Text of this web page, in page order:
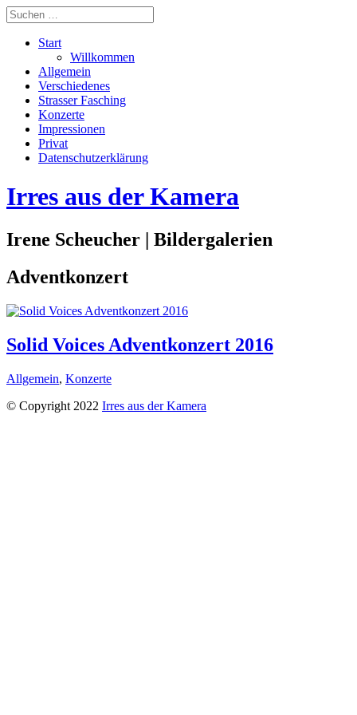
Start
Willkommen
Allgemein
Verschiedenes
Strasser Fasching
Konzerte
Impressionen
Privat
Datenschutzerklärung
Irres aus der Kamera
Irene Scheucher | Bildergalerien
Adventkonzert
Solid Voices Adventkonzert 2016
Allgemein, Konzerte
© Copyright 2022 Irres aus der Kamera